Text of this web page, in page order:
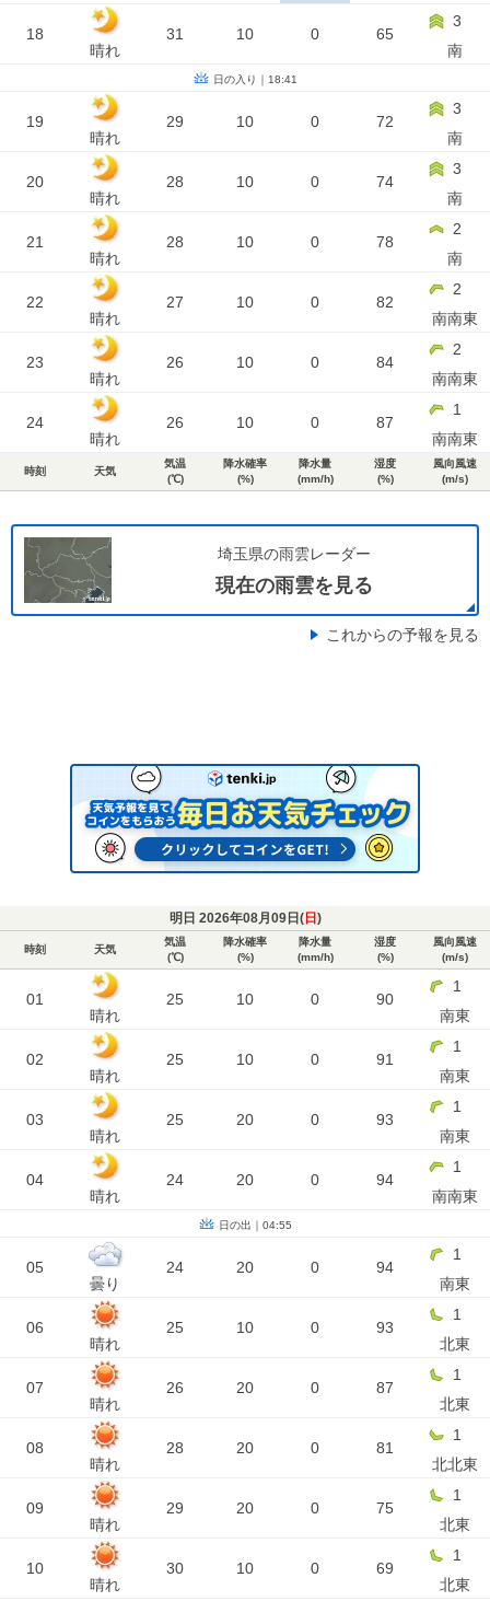
18
晴れ
31 10 0 65
3
南
日の入り｜18:41
19
晴れ
29 10 0 72
3
南
20
晴れ
28 10 0 74
3
南
21
晴れ
28 10 0 78
2
南
22
晴れ
27 10 0 82
2
南南東
23
晴れ
26 10 0 84
2
南南東
24
晴れ
26 10 0 87
1
南南東
時刻 天気
気温
(℃)
降水確率
(%)
降水量
(mm/h)
湿度
(%)
風向風速
(m/s)
埼玉県の雨雲レーダー
現在の雨雲を見る
これからの予報を見る
明日 2026年08月09日(日 )
時刻 天気
気温
(℃)
降水確率
(%)
降水量
(mm/h)
湿度
(%)
風向風速
(m/s)
01
晴れ
25 10 0 90
1
南東
02
晴れ
25 10 0 91
1
南東
03
晴れ
25 20 0 93
1
南東
04
晴れ
24 20 0 94
1
南南東
日の出｜04:55
05
曇り
24 20 0 94
1
南東
06
晴れ
25 10 0 93
1
北東
07
晴れ
26 20 0 87
1
北東
08
晴れ
28 20 0 81
1
北北東
09
晴れ
29 20 0 75
1
北東
10
晴れ
30 10 0 69
1
北東